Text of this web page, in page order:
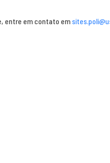
entre em contato em